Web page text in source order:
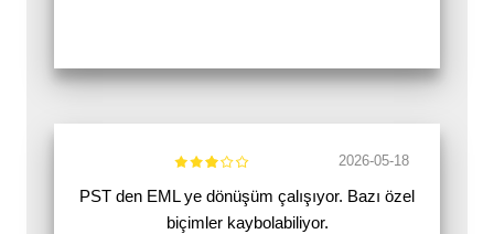
2026-05-18
PST den EML ye dönüşüm çalışıyor. Bazı özel
biçimler kaybolabiliyor.